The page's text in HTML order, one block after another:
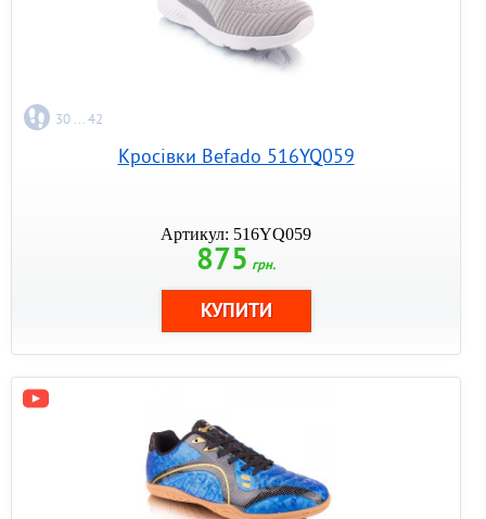
30 ... 42
Кросівки Befado 516YQ059
Артикул: 516YQ059
875 грн.